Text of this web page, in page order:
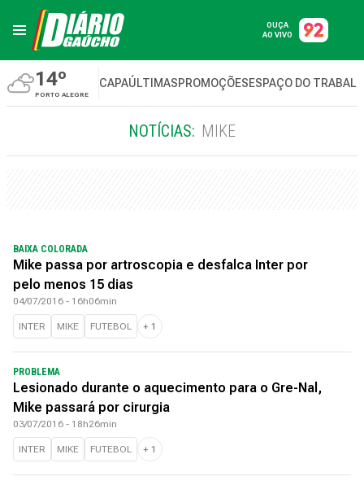
OUÇA
AO VIVO
14º
PORTO ALEGRE
CAPAÚLTIMASPROMOÇÕESESPAÇO DO
NOTÍCIAS: MIKE
BAIXA COLORADA
Mike passa por artroscopia e desfalca Inter por
pelo menos 15 dias
04/07/2016 - 16h06min
INTER MIKE FUTEBOL + 1
PROBLEMA
Lesionado durante o aquecimento para o Gre-Nal,
Mike passará por cirurgia
03/07/2016 - 18h26min
INTER MIKE FUTEBOL + 1